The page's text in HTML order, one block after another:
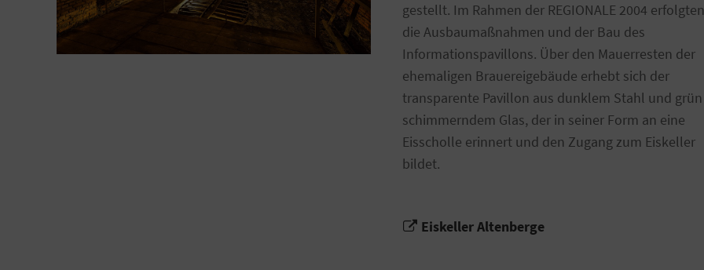
gestellt. Im Rahmen der REGIONALE 2004 erfolgten
die Ausbaumaßnahmen und der Bau des
Informationspavillons. Über den Mauerresten der
ehemaligen Brauereigebäude erhebt sich der
transparente Pavillon aus dunklem Stahl und grün
schimmerndem Glas, der in seiner Form an eine
Eisscholle erinnert und den Zugang zum Eiskeller
bildet.
Eiskeller Altenberge